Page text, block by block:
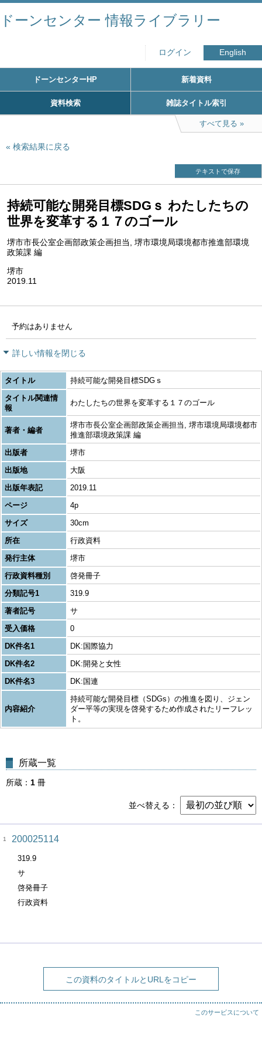
ドーンセンター 情報ライブラリー
ログイン English
ドーンセンターHP 新着資料
資料検索 雑誌タイトル索引
すべて見る
検索結果に戻る
テキストで保存
持続可能な開発目標SDGｓ わたしたちの
世界を変革する１７のゴール
堺市市長公室企画部政策企画担当, 堺市環境局環境都市推進部環境
政策課 編
堺市
2019.11
予約はありません
詳しい情報を閉じる
タイトル
持続可能な開発目標SDGｓ
タイトル関連情
報
わたしたちの世界を変革する１７のゴール
著者・編者
堺市市長公室企画部政策企画担当, 堺市環境局環境都市
推進部環境政策課 編
出版者
堺市
出版地
大阪
出版年表記
2019.11
ページ
4p
サイズ
30cm
所在
行政資料
発行主体
堺市
行政資料種別
啓発冊子
分類記号1
319.9
著者記号
サ
受入価格
0
DK件名1
DK:国際協力
DK件名2
DK:開発と女性
DK件名3
DK:国連
内容紹介
持続可能な開発目標（SDGs）の推進を図り、ジェン
ダー平等の実現を啓発するため作成されたリーフレッ
ト。
所蔵一覧
所蔵 1 冊
並べ替える
1 200025114
319.9
サ
啓発冊子
行政資料
この資料のタイトルとURLをコピー
このサービスについて